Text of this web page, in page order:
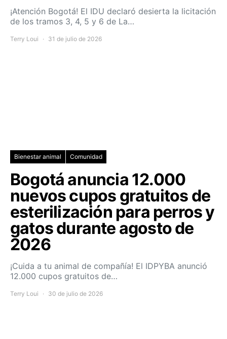
¡Atención Bogotá! El IDU declaró desierta la licitación
de los tramos 3, 4, 5 y 6 de La…
Terry Loui 31 de julio de 2026
Bienestar animal Comunidad
Bogotá anuncia 12.000
nuevos cupos gratuitos de
esterilización para perros y
gatos durante agosto de
2026
¡Cuida a tu animal de compañía! El IDPYBA anunció
12.000 cupos gratuitos de…
Terry Loui 30 de julio de 2026